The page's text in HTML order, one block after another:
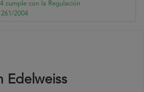
cumple con la Regulación
2004
Edelweiss